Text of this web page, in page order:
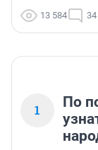
13 584 34
1
По